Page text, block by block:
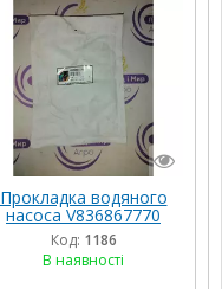
Прокладка водяного
насоса V836867770
AGCO PARTS Massey
Ferguson
Код: 1186
В наявності